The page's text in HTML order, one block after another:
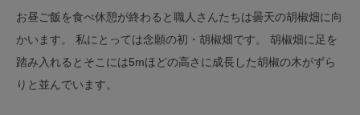
お昼ご飯を食べ休憩が終わると職人さんたちは曇天の胡椒畑に向
かいます。 私にとっては念願の初・胡椒畑です。 胡椒畑に足を
踏み入れるとそこには5mほどの高さに成長した胡椒の木がずら
りと並んでいます。